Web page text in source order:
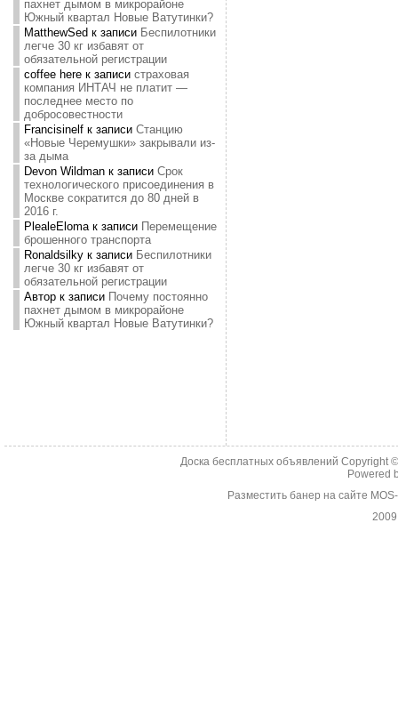
пахнет дымом в микрорайоне
Южный квартал Новые Ватутинки?
MatthewSed к записи Беспилотники
легче 30 кг избавят от
обязательной регистрации
coffee hereк записи страховая
компания ИНТАЧ не платит —
последнее место по
добросовестности
Francisinelfк записи Станцию
«Новые Черемушки» закрывали из-
за дыма
Devon Wildmanк записи Срок
технологического присоединения в
Москве сократится до 80 дней в
2016 г.
PlealeElomaк записи Перемещение
брошенного транспорта
Ronaldsilkyк записи Беспилотники
легче 30 кг избавят от
обязательной регистрации
Авторк записи Почему постоянно
пахнет дымом в микрорайоне
Южный квартал Новые Ватутинки?
Доска бесплатных объявлений Copyright
Powered
Разместить банер на сайте